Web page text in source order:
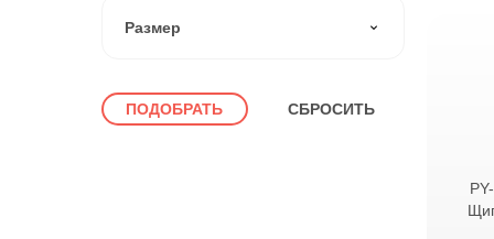
Размер
14 см
ПОДОБРАТЬ СБРОСИТЬ